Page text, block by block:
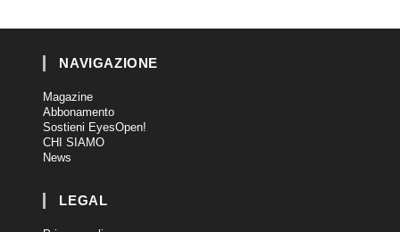
NAVIGAZIONE
Magazine
Abbonamento
Sostieni EyesOpen!
CHI SIAMO
News
LEGAL